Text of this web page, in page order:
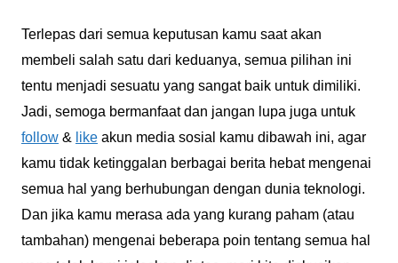
Terlepas dari semua keputusan kamu saat akan
membeli salah satu dari keduanya, semua pilihan ini
tentu menjadi sesuatu yang sangat baik untuk dimiliki.
Jadi, semoga bermanfaat dan jangan lupa juga untuk
follow& likeakun media sosial kamu dibawah ini, agar
kamu tidak ketinggalan berbagai berita hebat mengenai
semua hal yang berhubungan dengan dunia teknologi.
Dan jika kamu merasa ada yang kurang paham (atau
tambahan) mengenai beberapa poin tentang semua hal